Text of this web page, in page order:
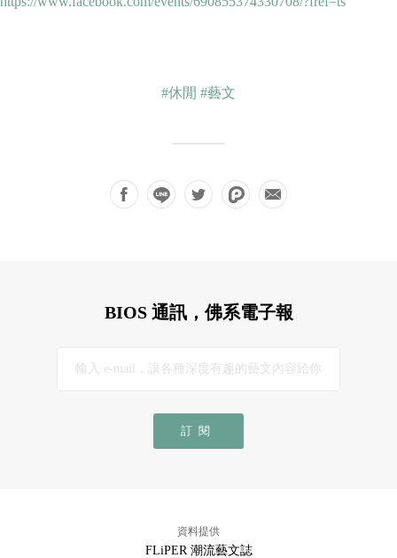
#休閒 #藝文
BIOS 通訊，佛系電子報
訂閱
資料提供
FLiPER 潮流藝文誌